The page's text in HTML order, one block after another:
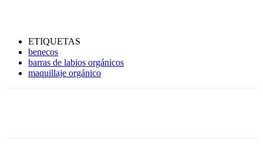
ETIQUETAS
benecos
barras de labios orgánicos
maquillaje orgánico